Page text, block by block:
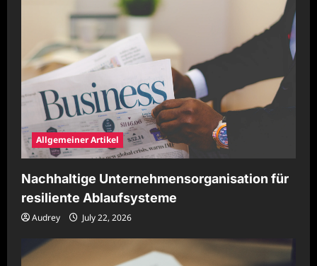
Allgemeiner Artikel
Nachhaltige Unternehmensorganisation für
resiliente Ablaufsysteme
Audrey July 22, 2026